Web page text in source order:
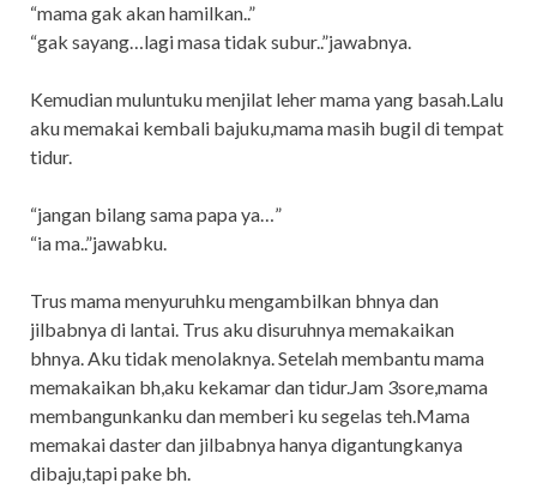
“mama gak akan hamilkan..”
“gak sayang…lagi masa tidak subur..”jawabnya.
Kemudian muluntuku menjilat leher mama yang basah.Lalu
aku memakai kembali bajuku,mama masih bugil di tempat
tidur.
“jangan bilang sama papa ya…”
“ia ma..”jawabku.
Trus mama menyuruhku mengambilkan bhnya dan
jilbabnya di lantai. Trus aku disuruhnya memakaikan
bhnya. Aku tidak menolaknya. Setelah membantu mama
memakaikan bh,aku kekamar dan tidur.Jam 3sore,mama
membangunkanku dan memberi ku segelas teh.Mama
memakai daster dan jilbabnya hanya digantungkanya
dibaju,tapi pake bh.